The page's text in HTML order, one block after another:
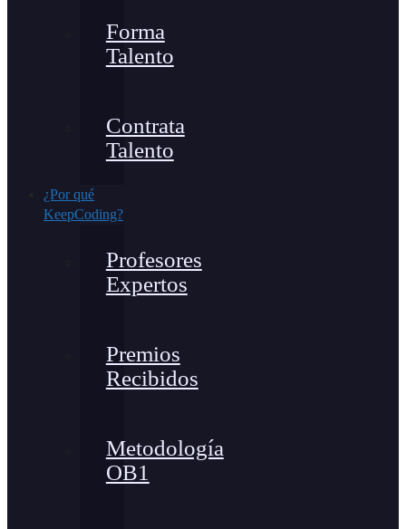
Forma
Talento
Contrata
Talento
¿Por qué
KeepCoding?
Profesores
Expertos
Premios
Recibidos
Metodología
OB1